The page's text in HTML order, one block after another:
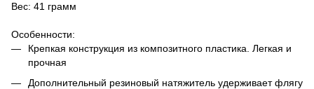
Вес: 41 грамм
Особенности:
Крепкая конструкция из композитного пластика. Легкая и
прочная
Дополнительный резиновый натяжитель удерживает флягу